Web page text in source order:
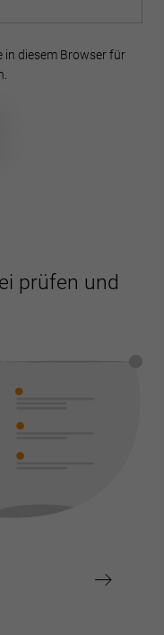
in diesem Browser für
prüfen und